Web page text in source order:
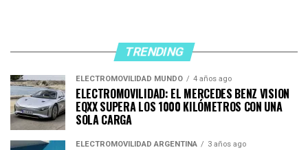
TRENDING
ELECTROMOVILIDAD MUNDO 4 años ago
ELECTROMOVILIDAD: EL MERCEDES BENZ VISION
EQXX SUPERA LOS 1000 KILÓMETROS CON UNA
SOLA CARGA
ELECTROMOVILIDAD ARGENTINA 3 años ago